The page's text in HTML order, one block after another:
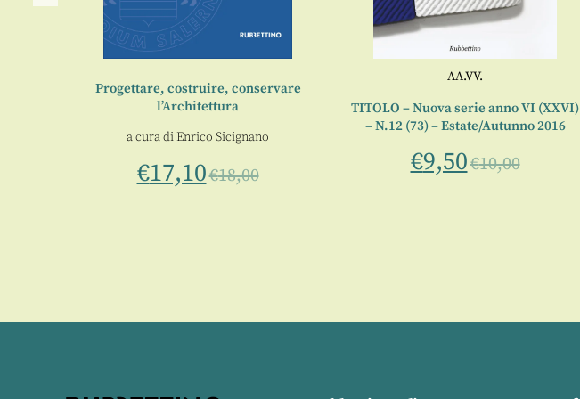
Progettare, costruire, conservare
l’Architettura
a cura diEnrico Sicignano
€17,10€18,00
AA.VV.
TITOLO – Nuova serie anno VI (XXVI)
– N.12 (73) – Estate/Autunno 2016
€9,50€10,00